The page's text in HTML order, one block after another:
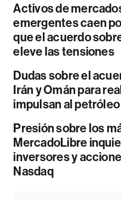
Activos de
emergentes caen
que el acuerdo
eleve las tensiones
Dudas sobre el
Irán y Omán para
impulsan al petróleo
Presión sobre los
MercadoLibre
inversores y
Nasdaq